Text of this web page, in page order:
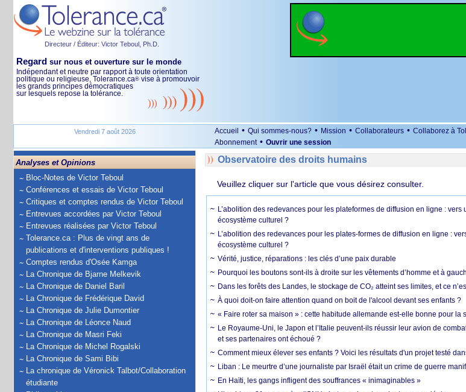
Directeur / Éditeur: Victor Teboul, Ph.D.
Regard sur nous et ouverture sur le monde
Indépendant et neutre par rapport à toute orientation
politique ou religieuse, Tolerance.ca® vise à promouvoir
les grands principes démocratiques
sur lesquels repose la tolérance.
Vendredi 7 août 2026 Accueil • Qui sommes-nous? • Mission • Collaborateurs • Collaborez à
Abonnement • Ouvrir une session
Analyses et Opinions
Bloc-Notes de Victor Teboul
Conférences et essais de Victor Teboul
Critiques et comptes rendus de Victor Teboul
Entrevues accordées par Victor Teboul
Entrevues réalisées par Victor Teboul
Tolerance.ca : Plus de vingt ans de
publications et d'interventions publiques !
Comptes rendus d'Osée Kamga
La Chronique de Bjarne Melkevik
La Chronique de Daniel Baril
La Chronique de Frédérique David
La Chronique de Julie Dumontier
La Chronique de Léonce Naud
La Chronique de Masri Feki
La Chronique de Michel Rogalski
La Chronique de Sami Bibi
La chronique de Véronick Talbot/Collaboration
étudiante
Observatoire des droits humains
Veuillez cliquer sur l'article que vous désirez consulter.
L’abolition des redevances pour les plateformes de diffusion en ligne : vers
écosystème culturel ?
L’abolition des redevances pour les plates-formes de diffusion en ligne :
écosystème culturel ?
Vérité, justice, réparations : les clés d’une paix durable
Pourquoi les boutons sont-ils à droite sur les vêtements d’homme et à
Dans les forêts des Landes, le stockage de CO₂ atteint ses limites, et ce
À quoi doit-on faire attention quand on boit de l'alcool devant ses enfants ?
« Faire roter sa maison » : cette habitude allemande est-elle bonne pour la
Le Royaume-Uni, le Japon et l’Italie peuvent-ils réussir leur avion de
et ses partenaires ont échoué ?
Comment mieux élever ses enfants ? Voici les résultats d'un projet testé
Liban : Le meurtre d’une journaliste par Israël était un crime de guerre
En Haïti, les gangs infligent des souffrances « inimaginables »